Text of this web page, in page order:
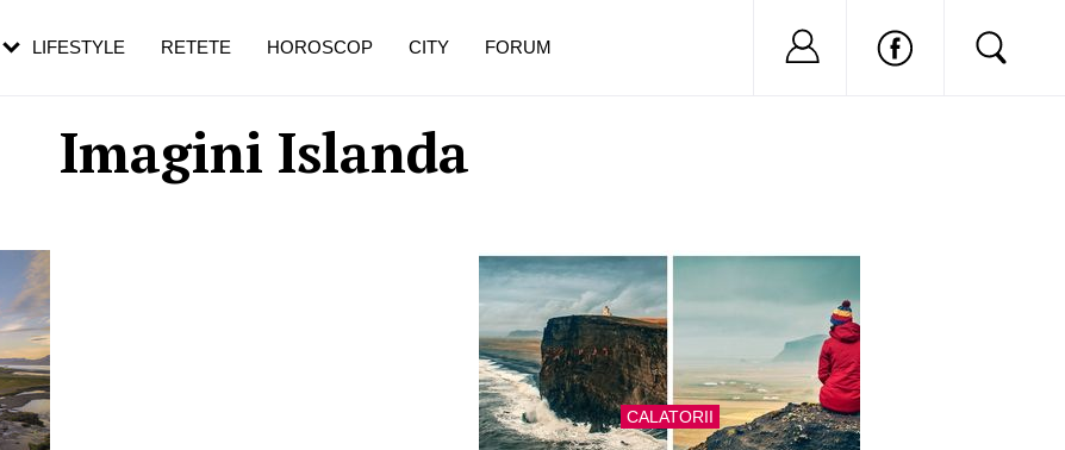
Imagini Islanda
CALATORII
LIFESTYLE RETETE HOROSCOP CITY FORUM Nu ai cont?
în vârstă
de dureroasă este investigația